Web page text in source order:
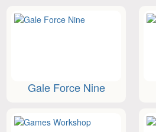
Gale Force Nine